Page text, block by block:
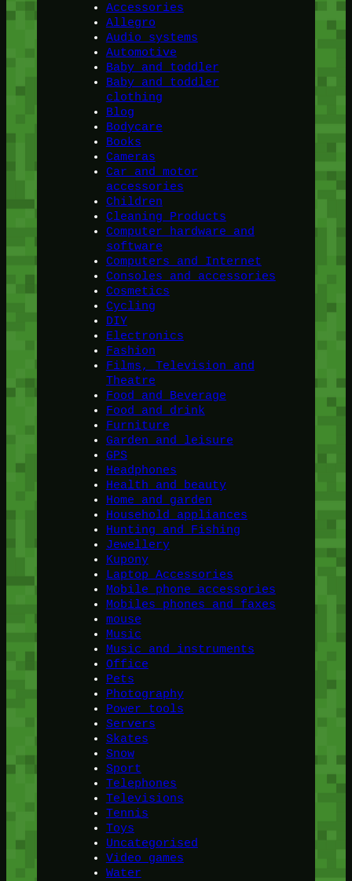
Accessories
Allegro
Audio systems
Automotive
Baby and toddler
Baby and toddler
clothing
Blog
Bodycare
Books
Cameras
Car and motor
accessories
Children
Cleaning Products
Computer hardware and
software
Computers and Internet
Consoles and accessories
Cosmetics
Cycling
DIY
Electronics
Fashion
Films, Television and
Theatre
Food and Beverage
Food and drink
Furniture
Garden and leisure
GPS
Headphones
Health and beauty
Home and garden
Household appliances
Hunting and Fishing
Jewellery
Kupony
Laptop Accessories
Mobile phone accessories
Mobiles phones and faxes
mouse
Music
Music and instruments
Office
Pets
Photography
Power tools
Servers
Skates
Snow
Sport
Telephones
Televisions
Tennis
Toys
Uncategorised
Video games
Water